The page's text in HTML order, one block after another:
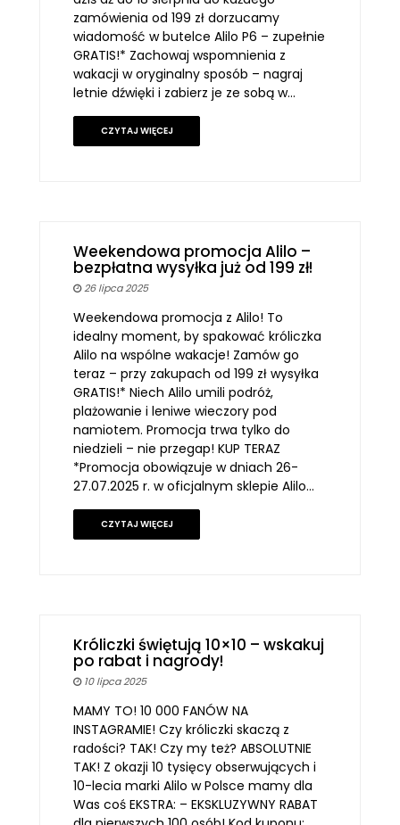
zamówienia od 199 zł dorzucamy
wiadomość w butelce Alilo P6 – zupełnie
GRATIS!* Zachowaj wspomnienia z
wakacji w oryginalny sposób – nagraj
letnie dźwięki i zabierz je ze sobą w…
CZYTAJ WIĘCEJ
Weekendowa promocja Alilo –
bezpłatna wysyłka już od 199 zł!
26 lipca 2025
Weekendowa promocja z Alilo! To
idealny moment, by spakować króliczka
Alilo na wspólne wakacje! Zamów go
teraz – przy zakupach od 199 zł wysyłka
GRATIS!* Niech Alilo umili podróż,
plażowanie i leniwe wieczory pod
namiotem. Promocja trwa tylko do
niedzieli – nie przegap! KUP TERAZ
*Promocja obowiązuje w dniach 26-
27.07.2025 r. w oficjalnym sklepie Alilo…
CZYTAJ WIĘCEJ
Króliczki świętują 10×10 – wskakuj
po rabat i nagrody!
10 lipca 2025
MAMY TO! 10 000 FANÓW NA
INSTAGRAMIE! Czy króliczki skaczą z
radości? TAK! Czy my też? ABSOLUTNIE
TAK! Z okazji 10 tysięcy obserwujących i
10-lecia marki Alilo w Polsce mamy dla
Was coś EKSTRA: – EKSKLUZYWNY RABAT